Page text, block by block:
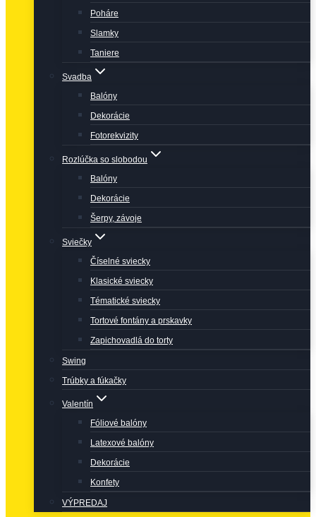
Poháre
Slamky
Taniere
Svadba
Balóny
Dekorácie
Fotorekvizity
Rozlúčka so slobodou
Balóny
Dekorácie
Šerpy, závoje
Sviečky
Číselné sviecky
Klasické sviecky
Tématické sviecky
Tortové fontány a prskavky
Zapichovadlá do torty
Swing
Trúbky a fúkačky
Valentín
Fóliové balóny
Latexové balóny
Dekorácie
Konfety
VÝPREDAJ